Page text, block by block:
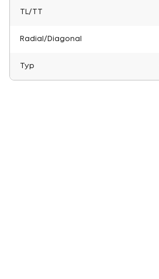
TL/TT
Radial/Diagonal
Typ